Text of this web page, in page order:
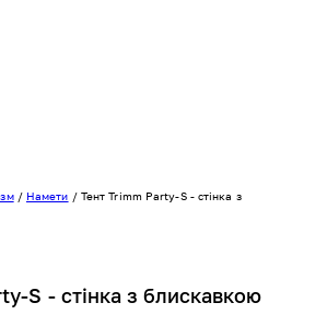
/ Намети / Тент Trimm Party-S - стінка з
S - стінка з блискавкою